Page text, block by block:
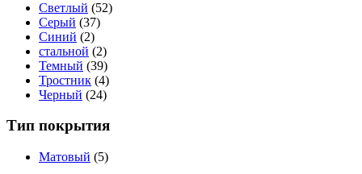
Светлый (52)
Серый (37)
Синий (2)
стальной (2)
Темный (39)
Тростник (4)
Черный (24)
Тип покрытия
Матовый (5)